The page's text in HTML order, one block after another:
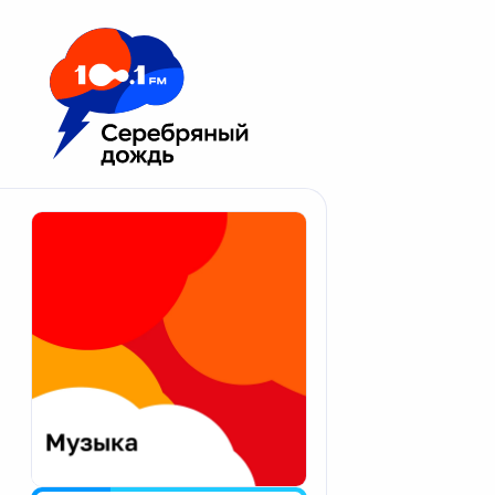
Москва 100.1 FM
Апатиты
Екатеринбург
Калининград
Калуга